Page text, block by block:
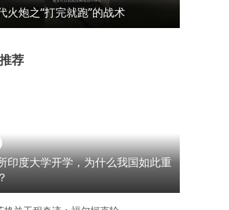
00:26
多硬核 山海关为什么是天下雄关
火炮之“打完就跑”的战术
荐
印度大学开学，为什么我国如此重